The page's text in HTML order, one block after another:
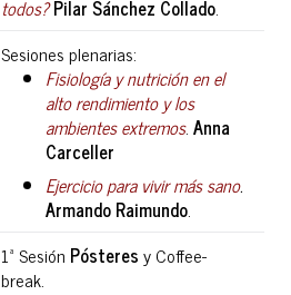
todos?Pilar Sánchez Collado.
Sesiones plenarias:
Fisiología y nutrición en el
alto rendimiento y los
ambientes extremos.Anna
Carceller
Ejercicio para vivir más sano.
Armando Raimundo.
1ª Sesión Pósteresy Coffee-
break.